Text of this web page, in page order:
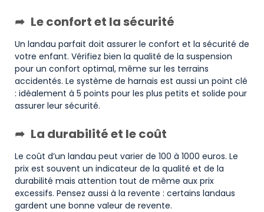
Le confort et la sécurité
Un landau parfait doit assurer le confort et la sécurité de
votre enfant. Vérifiez bien la qualité de la suspension
pour un confort optimal, même sur les terrains
accidentés. Le système de harnais est aussi un point clé
: idéalement à 5 points pour les plus petits et solide pour
assurer leur sécurité.
La durabilité et le coût
Le coût d’un landau peut varier de 100 à 1000 euros. Le
prix est souvent un indicateur de la qualité et de la
durabilité mais attention tout de même aux prix
excessifs. Pensez aussi à la revente : certains landaus
gardent une bonne valeur de revente.